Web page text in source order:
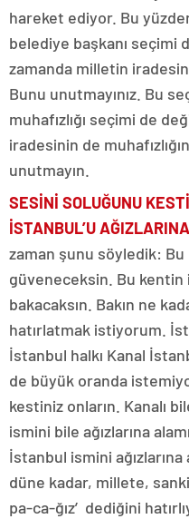
hareket ediyor. Bu
belediye başkanı seçimi
zamanda milletin
Bunu unutmayınız. Bu
muhafızlığı seçimi de
iradesinin de
unutmayın.
SESİNİ SOLUĞUNU
İSTANBUL’U
zaman şunu söyledik: Bu
güveneceksin. Bu kentin
bakacaksın. Bakın ne
hatırlatmak istiyorum.
İstanbul halkı Kanal
de büyük oranda
kestiniz onların. Kanalı
ismini bile ağızlarına
İstanbul ismini ağızlarına
düne kadar, millete,
pa-ca-ğız’ dediğini